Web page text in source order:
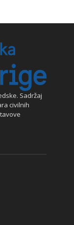
Sadržaj
civilnih